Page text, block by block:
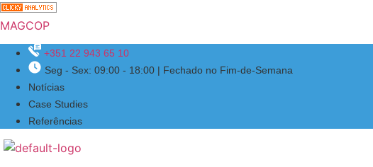
MAGCOP
+351 22 943 65 10
Seg - Sex: 09:00 - 18:00 | Fechado no Fim-de-Semana
Menu
Notícias
Case Studies
Referências